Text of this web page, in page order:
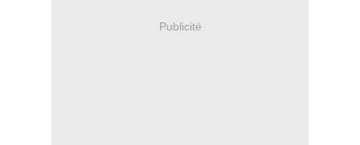
Publicité